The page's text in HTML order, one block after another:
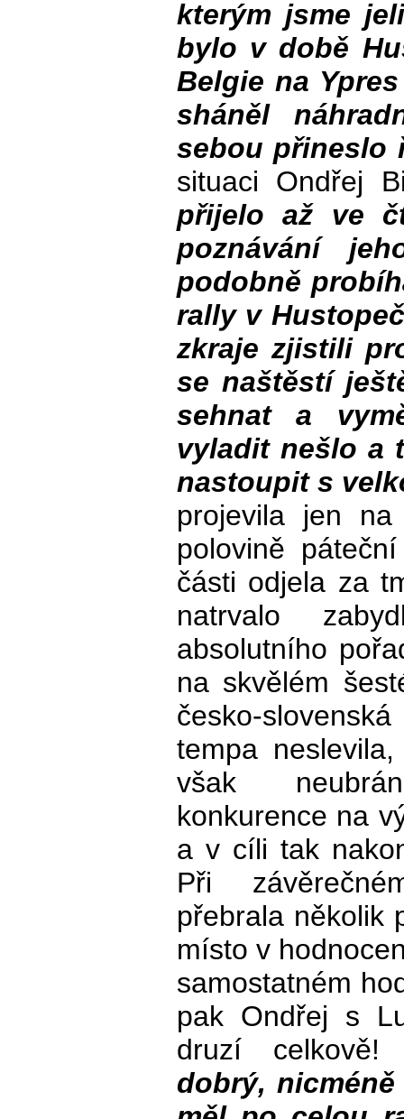
kterým jsme
bylo v době
Belgie na
sháněl
sebou přineslo
situaci Ondřej
přijelo až ve
poznávání
podobně
rally v
zkraje zjistili
se naštěstí
sehnat a
vyladit nešlo a
nastoupit s
projevila jen
polovině
části odjela za
natrvalo
absolutního
na skvělém
česko-
tempa
však
konkurence na
a v cíli tak
Při
přebrala několik
místo v
samostatném
pak Ondřej s
druzí
dobrý,